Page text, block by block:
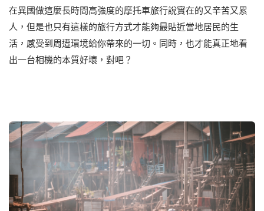
在異國做這麼長時間高強度的摩托車旅行說實在的又辛苦又累
人，但是也只有這樣的旅行方式才能夠最貼近當地居民的生
活，感受到周遭環境給你帶來的一切。同時，也才能真正地看
出一台相機的本質好壞，對吧？